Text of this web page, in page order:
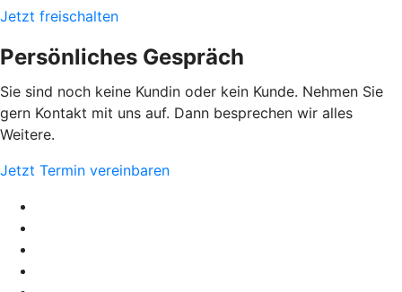
Jetzt freischalten
Persönliches Gespräch
Sie sind noch keine Kundin oder kein Kunde. Nehmen Sie
gern Kontakt mit uns auf. Dann besprechen wir alles
Weitere.
Jetzt Termin vereinbaren